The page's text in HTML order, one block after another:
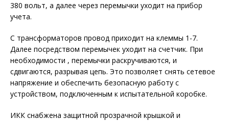
380 вольт, а далее через перемычки уходит на прибор
учета.
С трансформаторов провод приходит на клеммы 1-7.
Далее посредством перемычек уходит на счетчик. При
необходимости , перемычки раскручиваются, и
сдвигаются, разрывая цепь. Это позволяет снять сетевое
напряжение и обеспечить безопасную работу с
устройством, подключенным к испытательной коробке.
ИКК снабжена защитной прозрачной крышкой и